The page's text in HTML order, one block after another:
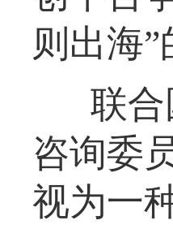
则出海
联
咨询委
视为一